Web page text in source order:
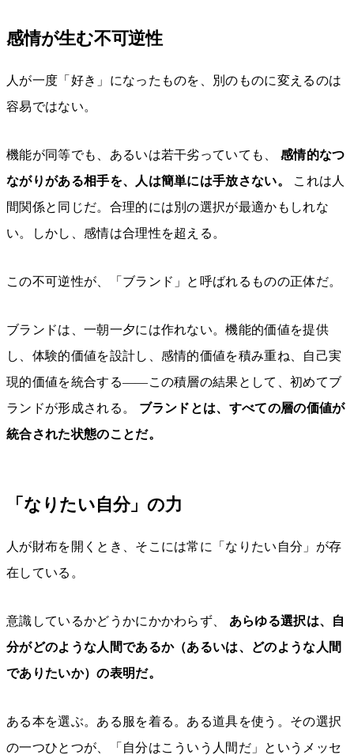
感情が生む不可逆性
人が一度「好き」になったものを、別のものに変えるのは
容易ではない。
機能が同等でも、あるいは若干劣っていても、感情的なつ
ながりがある相手を、人は簡単には手放さない。
これは人
間関係と同じだ。合理的には別の選択が最適かもしれな
い。しかし、感情は合理性を超える。
この不可逆性が、「ブランド」と呼ばれるものの正体だ。
ブランドは、一朝一夕には作れない。機能的価値を提供
し、体験的価値を設計し、感情的価値を積み重ね、自己実
現的価値を統合する——この積層の結果として、初めてブ
ランドが形成される。 ブランドとは、すべての層の価値が
統合された状態のことだ。
「なりたい自分」の力
人が財布を開くとき、そこには常に「なりたい自分」が存
在している。
意識しているかどうかにかかわらず、 あらゆる選択は、自
分がどのような人間であるか（あるいは、どのような人間
でありたいか）の表明だ。
ある本を選ぶ。ある服を着る。ある道具を使う。その選択
の一つひとつが、「自分はこういう人間だ」というメッセ